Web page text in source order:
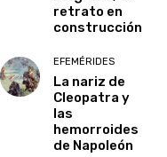
retrato en
construcción
EFEMÉRIDES
La nariz de
Cleopatra y
las
hemorroides
de Napoleón